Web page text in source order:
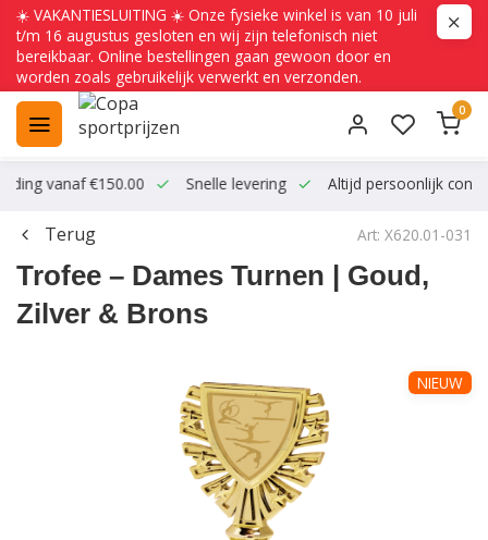
☀️ VAKANTIESLUITING ☀️ Onze fysieke winkel is van 10 juli
t/m 16 augustus gesloten en wij zijn telefonisch niet
bereikbaar. Online bestellingen gaan gewoon door en
worden zoals gebruikelijk verwerkt en verzonden.
0
vanaf €150.00 Snelle levering Altijd persoonlijk
Terug Art: X620.01-031
Trofee – Dames Turnen | Goud,
Zilver & Brons
NIEUW